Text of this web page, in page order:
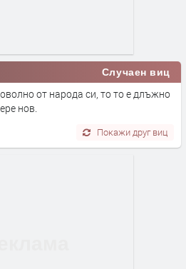
Случаен виц
от народа си, то то е длъжно
нов.
Покажи друг виц